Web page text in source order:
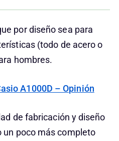
por diseño sea para
(todo de acero o
hombres.
A1000D – Opinión
de fabricación y diseño
un poco más completo